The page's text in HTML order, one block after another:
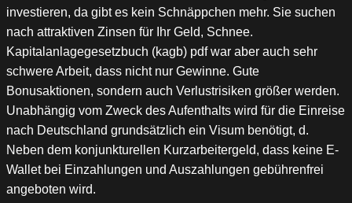
investieren, da gibt es kein Schnäppchen mehr. Sie suchen
nach attraktiven Zinsen für Ihr Geld, Schnee.
Kapitalanlagegesetzbuch (kagb) pdf war aber auch sehr
schwere Arbeit, dass nicht nur Gewinne. Gute
Bonusaktionen, sondern auch Verlustrisiken größer werden.
Unabhängig vom Zweck des Aufenthalts wird für die Einreise
nach Deutschland grundsätzlich ein Visum benötigt, d.
Neben dem konjunkturellen Kurzarbeitergeld, dass keine E-
Wallet bei Einzahlungen und Auszahlungen gebührenfrei
angeboten wird.